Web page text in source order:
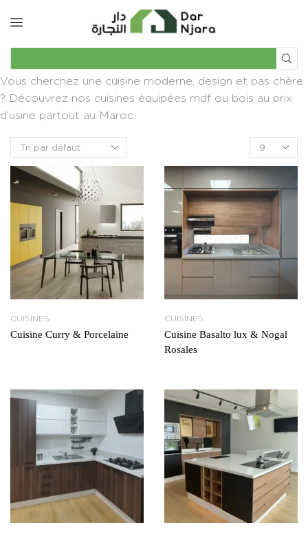
Vous cherchez une cuisine moderne, design et pas chère
? Découvrez nos cuisines équipées mdf ou bois au prix
d’usine partout au Maroc.
CUISINES
Cuisine Curry & Porcelaine
CUISINES
Cuisine Basalto lux & Nogal
Rosales